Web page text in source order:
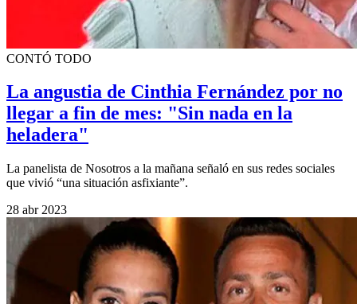
CONTÓ TODO
La angustia de Cinthia Fernández por no
llegar a fin de mes: "Sin nada en la
heladera"
La panelista de Nosotros a la mañana señaló en sus redes sociales
que vivió “una situación asfixiante”.
28 abr 2023